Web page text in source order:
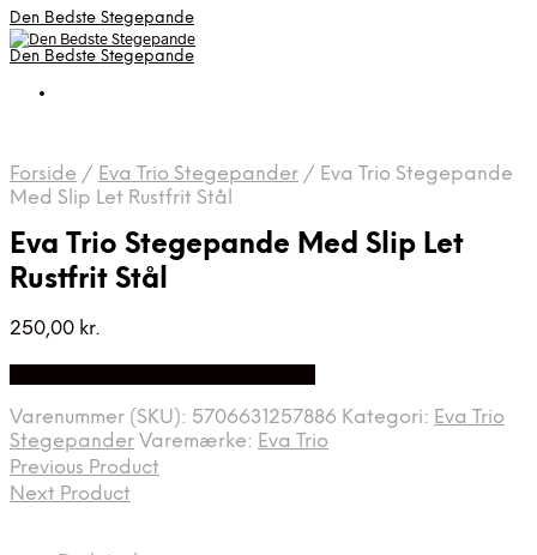
Den Bedste Stegepande
Den Bedste Stegepande
Forside / Eva Trio Stegepander / Eva Trio Stegepande
Med Slip Let Rustfrit Stål
Eva Trio Stegepande Med Slip Let
Rustfrit Stål
250,00 kr.
Varenummer (SKU): 5706631257886 Kategori: Eva Trio
Stegepander Varemærke: Eva Trio
Previous Product
Next Product